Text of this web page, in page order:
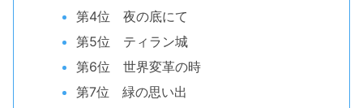
第4位 夜の底にて
第5位 ティラン城
第6位 世界変革の時
第7位 緑の思い出